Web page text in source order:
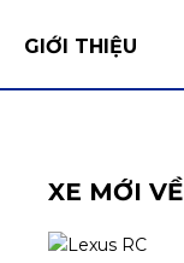
GIỚI THIỆU
XE MỚI VỀ